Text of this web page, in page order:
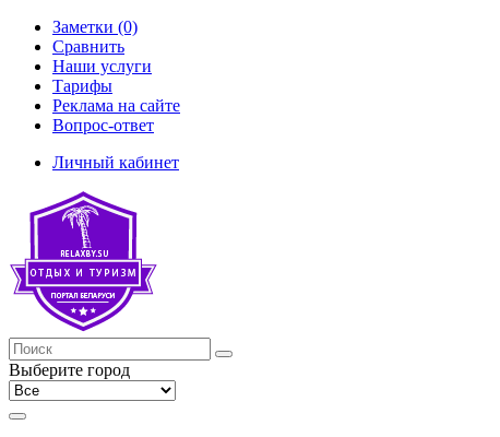
Заметки (0)
Сравнить
Наши услуги
Тарифы
Реклама на сайте
Вопрос-ответ
Личный кабинет
Выберите город